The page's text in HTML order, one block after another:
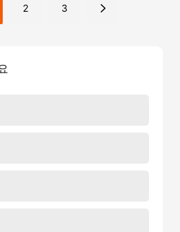
집의 품질을 향상시킬 수 있습니다.
2 3